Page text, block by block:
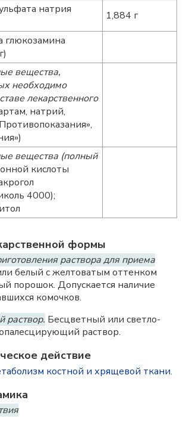
натрия
1,884 г
глюкозамина
вещества,
необходимо
лекарственного
натрий,
вещества (полный
кислоты
4000);
формы
раствора для приема
белый с желтоватым оттенком
порошок. Допускается наличие
комочков.
раствор. Бесцветный или светло-
раствор.
действие
костной и хрящевой ткани.